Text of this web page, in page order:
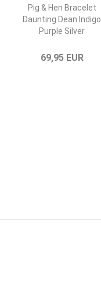
Pig & Hen Bracelet
Daunting Dean Indigo
Purple Silver
69,95 EUR